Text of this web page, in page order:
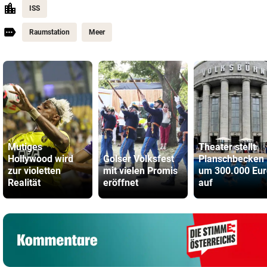
ISS
Raumstation Meer
Mutiges
Hollywood wird
zur violetten
Realität
Golser Volksfest
mit vielen Promis
eröffnet
Theater stellt
Planschbecken
um 300.000
auf